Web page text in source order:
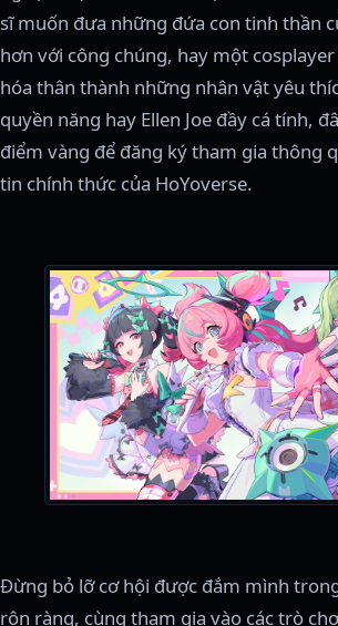
sĩ muốn đưa những đứa con tinh thần
hơn với công chúng, hay một
hóa thân thành những nhân vật yêu
quyền năng hay Ellen Joe đầy cá tính,
điểm vàng để đăng ký tham gia thông
tin chính thức của HoYoverse.
Đừng bỏ lỡ cơ hội được đắm mình
rộn ràng, cùng tham gia vào các trò